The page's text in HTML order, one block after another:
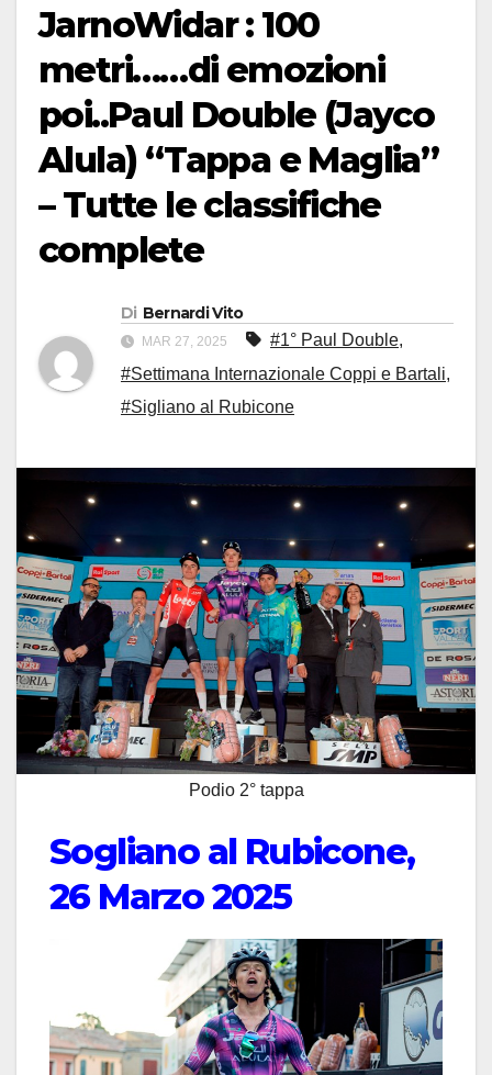
JarnoWidar : 100
metri……di emozioni
poi..Paul Double (Jayco
Alula) “Tappa e Maglia”
– Tutte le classifiche
complete
Di Bernardi Vito
MAR 27, 2025 #1° Paul Double,
#Settimana Internazionale Coppi e Bartali,
#Sigliano al Rubicone
Podio 2° tappa
Sogliano al Rubicone,
26 Marzo 2025